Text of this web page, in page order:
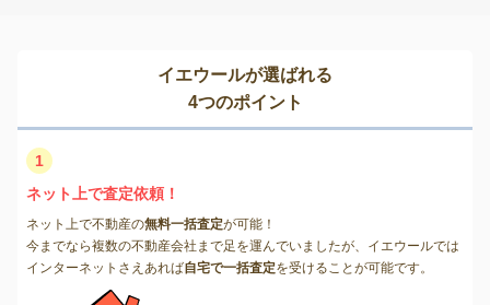
イエウールが選ばれる
4つのポイント
1
ネット上で査定依頼！
ネット上で不動産の無料一括査定が可能！
今までなら複数の不動産会社まで足を運んでいましたが、イエウールでは
インターネットさえあれば自宅で一括査定を受けることが可能です。